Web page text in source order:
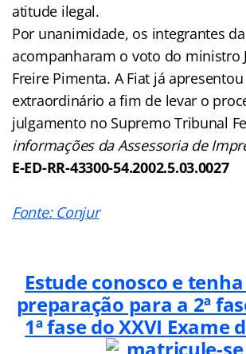
atitude ilegal.
Por unanimidade, os integrantes da
acompanharam o voto do ministro
Freire Pimenta. A Fiat já
extraordinário a fim de levar o
julgamento no Supremo Tribunal
informações da Assessoria de
E-ED-RR-43300-54.2002.5.03.0027
Fonte: Conjur
Estude conosco e
preparação para a 2ª
1ª fase do XXVI Exame